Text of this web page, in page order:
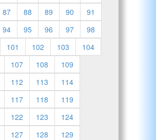
87 88 89 90
91
94 95 96 97
98
101 102 103
104
107 108
109
112 113
114
117 118
119
122 123
124
127 128
129